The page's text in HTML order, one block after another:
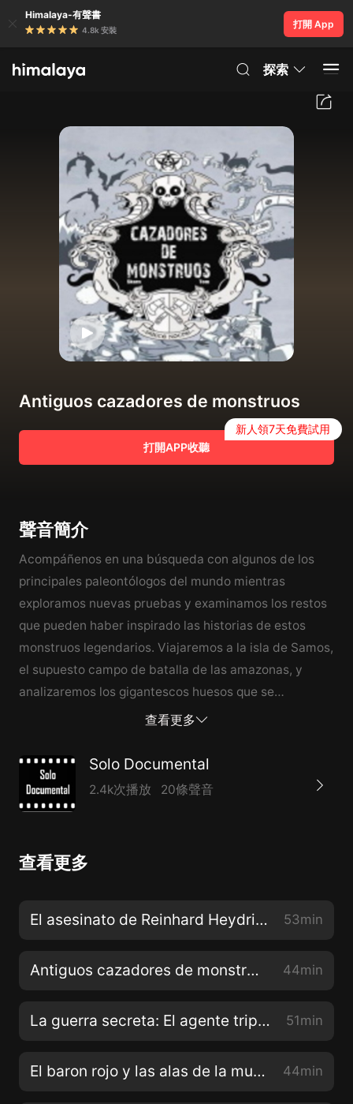
Himalaya-有聲書
4.8k 安裝
打開 App
探索
Antiguos cazadores de monstruos
打開APP收聽
新人領7天免費試用
聲音簡介
Acompáñenos en una búsqueda con algunos de los
principales paleontólogos del mundo mientras
exploramos nuevas pruebas y examinamos los restos
que pueden haber inspirado las historias de estos
monstruos legendarios. Viajaremos a la isla de Samos,
el supuesto campo de batalla de las amazonas, y
analizaremos los gigantescos huesos que se
encuentran allí. Nuevos datos sugieren que ya los
estos grandes fósiles. ¿Se trata de la prueba de que la
práctica de la paleontología, considerada durante
mucho tiempo como una ciencia moderna, comenzó
con el pasado prehistórico de la Tierra, y
lugar en los registros de fósiles.
查看更多
Solo Documental
2.4k次播放 20條聲音
查看更多
El asesinato de Reinhard Heydrich 53min
Antiguos cazadores de monstruos 44min
La guerra secreta: El agente triple frances 51min
El baron rojo y las alas de la muerte 44min